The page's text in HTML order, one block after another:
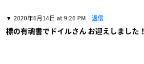
2020年6月14日 at 9:26 PM 返信
標の有魂書でドイルさん お迎えしました！